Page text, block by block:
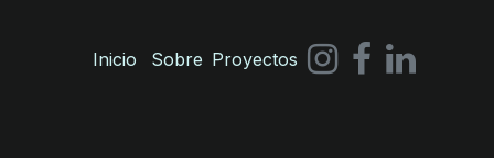
Inicio Sobre Proyectos